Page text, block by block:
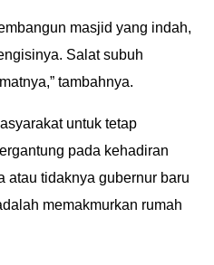
masjid yang indah,
Salat subuh
tambahnya.
untuk tetap
pada kehadiran
atau tidaknya gubernur baru
memakmurkan rumah